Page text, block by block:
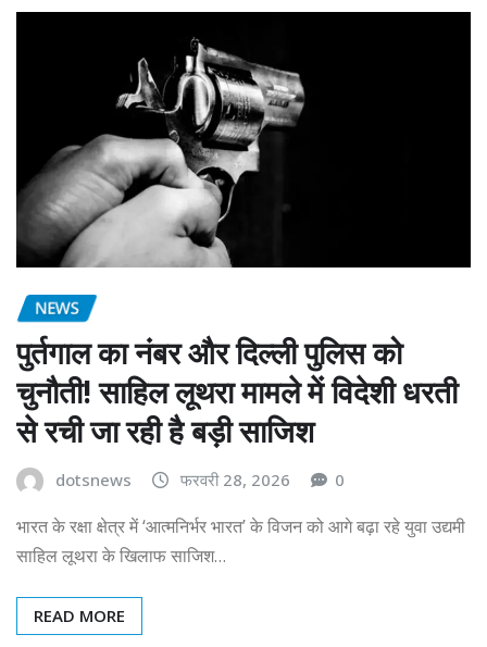
NEWS
पुर्तगाल का नंबर और दिल्ली पुलिस को
चुनौती! साहिल लूथरा मामले में विदेशी धरती
से रची जा रही है बड़ी साजिश
dotsnews फरवरी 28, 2026 0
भारत के रक्षा क्षेत्र में ‘आत्मनिर्भर भारत’ के विजन को आगे बढ़ा रहे युवा उद्यमी
साहिल लूथरा के खिलाफ साजिश…
READ MORE